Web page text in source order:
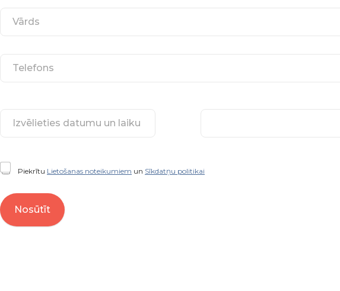
Piekrītu Lietošanas noteikumiem un Sīkdatņu politikai
Nosūtīt